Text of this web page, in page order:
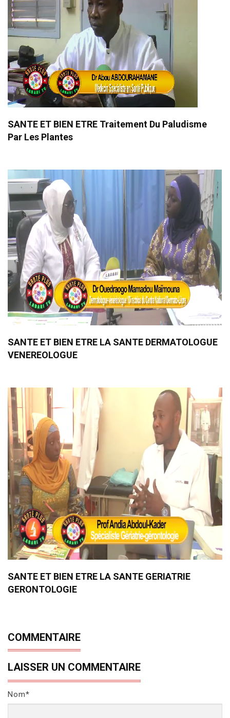
SANTE ET BIEN ETRE Traitement Du Paludisme
Par Les Plantes
SANTE ET BIEN ETRE LA SANTE DERMATOLOGUE
VENEREOLOGUE
SANTE ET BIEN ETRE LA SANTE GERIATRIE
GERONTOLOGIE
COMMENTAIRE
LAISSER UN COMMENTAIRE
Nom*